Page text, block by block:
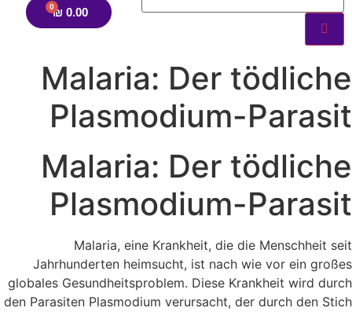
0.00
₪
Malaria: Der tödliche
Plasmodium-Parasit
Malaria: Der tödliche
Plasmodium-Parasit
Malaria, eine Krankheit, die die Menschheit seit
Jahrhunderten heimsucht, ist nach wie vor ein großes
globales Gesundheitsproblem. Diese Krankheit wird durch
den Parasiten Plasmodium verursacht, der durch den Stich